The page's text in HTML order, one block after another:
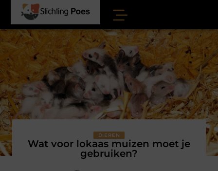
DIEREN
Wat voor lokaas muizen moet je
gebruiken?